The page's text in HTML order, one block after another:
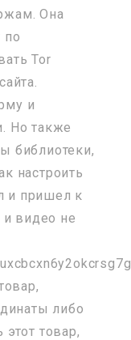
Она
по
Tor
и
Но также
библиотеки,
настроить
и пришел к
и видео не
либо
товар,